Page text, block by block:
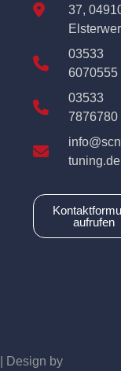
37,
03533
6070555
03533
7876780
tuning.de
aufrufen
Design by